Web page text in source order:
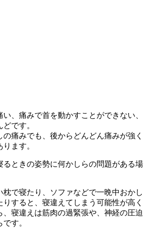
、痛みで首を動かすことができない、
です。
痛みでも、後からどんどん痛みが強く
ます。
るときの姿勢に何かしらの問題がある場
枕で寝たり、ソファなどで一晩中おかし
すると、寝違えてしまう可能性が高く
、寝違えは筋肉の過緊張や、神経の圧迫
す。